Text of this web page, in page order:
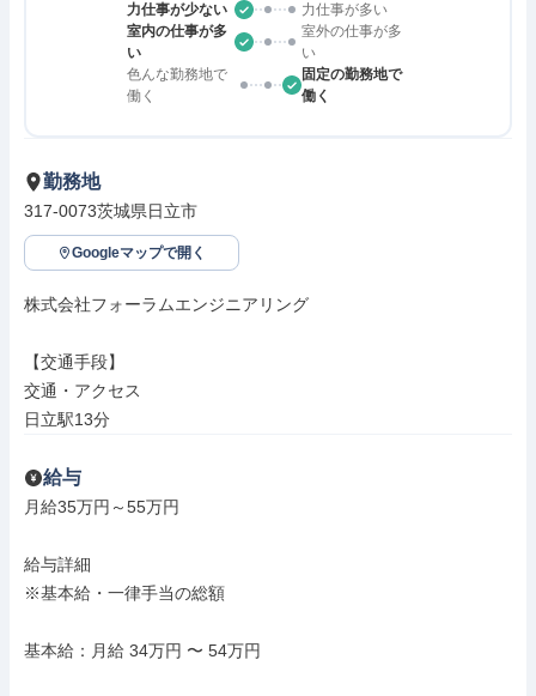
力仕事が少ない
力仕事が多い
室内の仕事が多
い
室外の仕事が多
い
色んな勤務地で
働く
固定の勤務地で
働く
勤務地
317-0073茨城県日立市
Googleマップで開く
株式会社フォーラムエンジニアリング
【交通手段】
交通・アクセス
日立駅13分
給与
月給35万円～55万円
給与詳細
※基本給・一律手当の総額
基本給：月給 34万円 〜 54万円